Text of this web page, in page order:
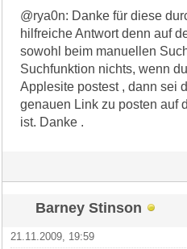
@rya0n: Danke für diese
hilfreiche Antwort denn auf
sowohl beim manuellen
Suchfunktion nichts, wenn
Applesite postest , dann sei
genauen Link zu posten auf
ist. Danke .
Barney Stinson
21.11.2009, 19:59